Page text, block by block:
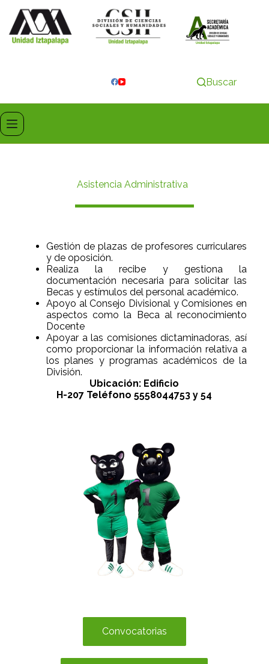
Buscar
Asistencia Administrativa
Gestión de plazas de profesores curriculares
y de oposición.
Realiza la recibe y gestiona la
documentación necesaria para solicitar las
Becas y estímulos del personal académico.
Apoyo al Consejo Divisional y Comisiones en
aspectos como la Beca al reconocimiento
Docente
Apoyar a las comisiones dictaminadoras, así
como proporcionar la información relativa a
los planes y programas académicos de la
División.
Ubicación: Edificio
H-207 Teléfono 5558044753 y 54
Convocatorias